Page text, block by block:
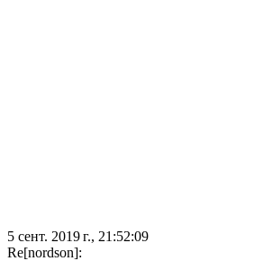
5 сент. 2019 г., 21:52:09
Re[nordson]: